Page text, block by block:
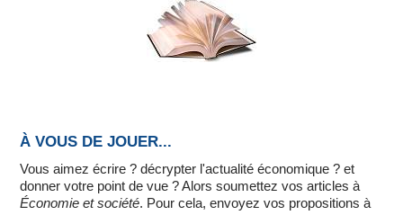
À VOUS DE JOUER...
Vous aimez écrire ? décrypter l'actualité économique ? et
donner votre point de vue ? Alors soumettez vos articles à
Économie et société. Pour cela, envoyez vos propositions à